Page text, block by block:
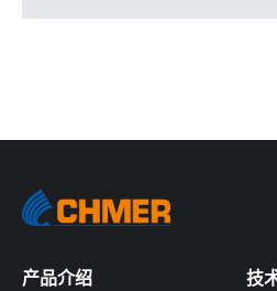
智能型稳压电源
功能，可使加工温度稳定，亦
工状况，于大能量加工时自动提
提高。
with the latest software
optimize the machine
Using IPC586 CPU board
CPU specâ€™s 586 400
15" full color TFT LCD
产品介绍 技